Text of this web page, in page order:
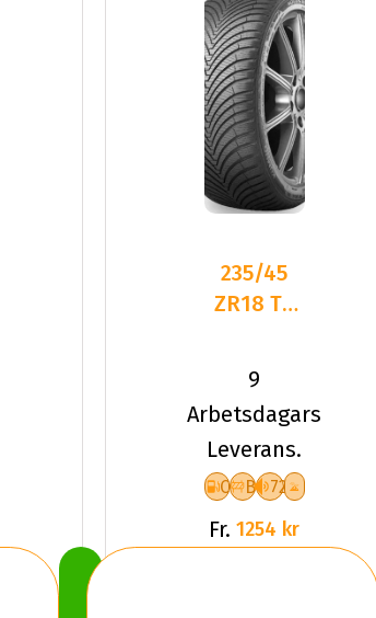
235/45
ZR18 TL
KUMHO
SOLUS 4S
HA32 XL
9
Arbetsdagars
Leverans.
C B 72
Fr. 1254 kr